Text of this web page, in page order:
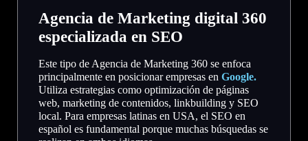
Agencia de Marketing digital 360
especializada en SEO
Este tipo de Agencia de Marketing 360 se enfoca
principalmente en posicionar empresas en Google.
Utiliza estrategias como optimización de páginas
web, marketing de contenidos, linkbuilding y SEO
local. Para empresas latinas en USA, el SEO en
español es fundamental porque muchas búsquedas se